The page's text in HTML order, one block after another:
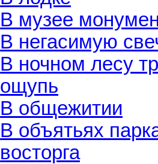
В музее
В негасимую
В ночном лесу
ощупь
В общежитии
В объятьях
восторга